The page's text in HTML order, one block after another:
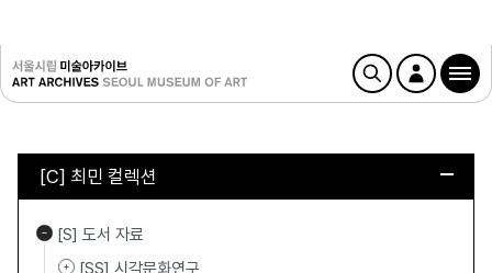
[C] 최민 컬렉션
[S] 도서 자료
[SS] 시각문화연구